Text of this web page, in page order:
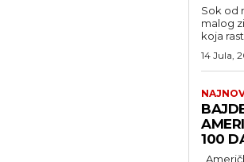
Sok od
malog
koja
14 Jula,
100